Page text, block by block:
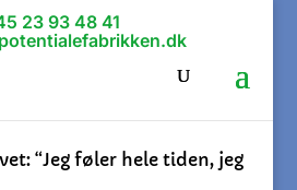
23 93 48 41
“Jeg føler hele tiden, jeg